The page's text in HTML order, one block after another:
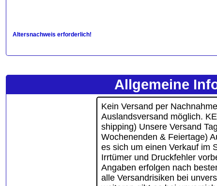
Altersnachweis erforderlich!
Allgemeine